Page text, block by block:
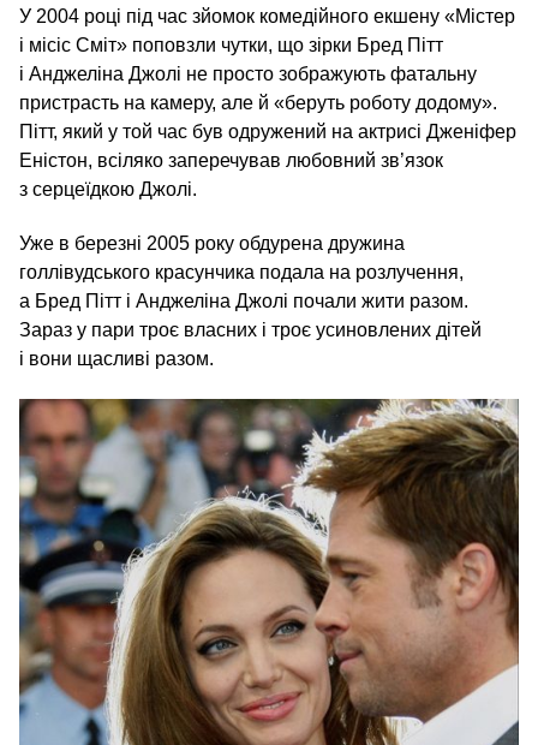
У 2004 році під час зйомок комедійного екшену «Містер
і місіс Сміт» поповзли чутки, що зірки Бред Пітт
і Анджеліна Джолі не просто зображують фатальну
пристрасть на камеру, але й «беруть роботу додому».
Пітт, який у той час був одружений на актрисі Дженіфер
Еністон, всіляко заперечував любовний зв’язок
з серцеїдкою Джолі.
Уже в березні 2005 року обдурена дружина
голлівудського красунчика подала на розлучення,
а Бред Пітт і Анджеліна Джолі почали жити разом.
Зараз у пари троє власних і троє усиновлених дітей
і вони щасливі разом.